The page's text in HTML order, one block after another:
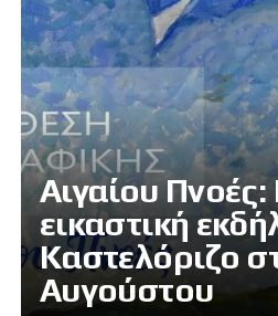
Αιγαίου
εικαστική
Καστελόριζο
Αυγούστου